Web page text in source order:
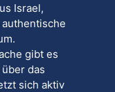
Israel,
gibt es
das
sich aktiv